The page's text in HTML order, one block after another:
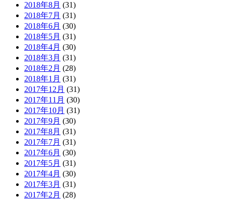
2018年8月 (31)
2018年7月 (31)
2018年6月 (30)
2018年5月 (31)
2018年4月 (30)
2018年3月 (31)
2018年2月 (28)
2018年1月 (31)
2017年12月 (31)
2017年11月 (30)
2017年10月 (31)
2017年9月 (30)
2017年8月 (31)
2017年7月 (31)
2017年6月 (30)
2017年5月 (31)
2017年4月 (30)
2017年3月 (31)
2017年2月 (28)